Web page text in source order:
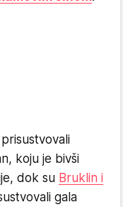
koju je bivši
dok su Bruklin i
gala